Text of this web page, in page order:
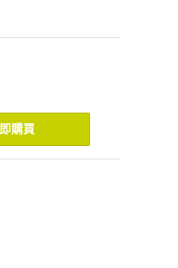
購買